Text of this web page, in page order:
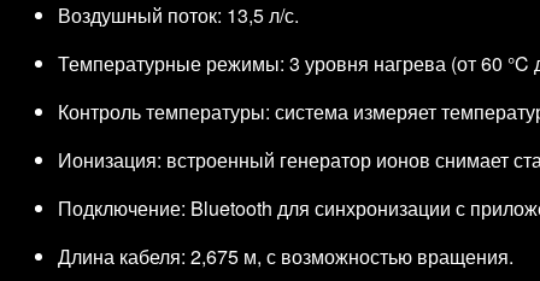
Воздушный поток: 13,5 л/с.
Температурные режимы: 3 уровня нагрева (от 60 °C
Контроль температуры: система измеряет
Ионизация: встроенный генератор ионов снимает
Подключение: Bluetooth для синхронизации с
Длина кабеля: 2,675 м, с возможностью вращения.